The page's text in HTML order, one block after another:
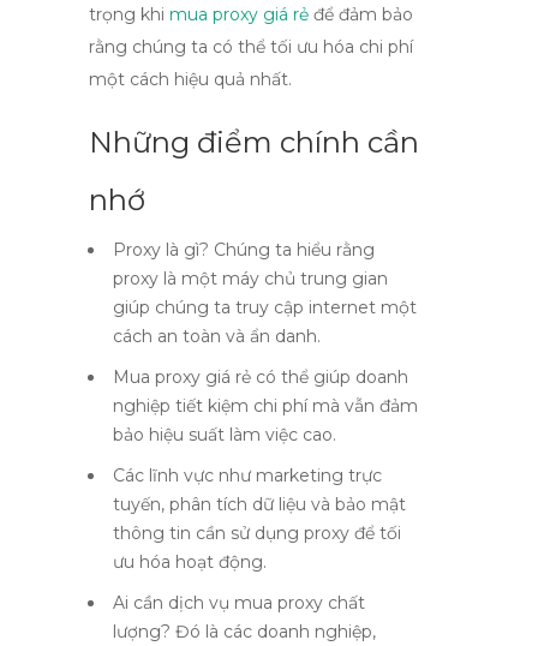
trọng khi mua proxy giá rẻ để đảm bảo
rằng chúng ta có thể tối ưu hóa chi phí
một cách hiệu quả nhất.
Những điểm chính cần
nhớ
Proxy là gì? Chúng ta hiểu rằng
proxy là một máy chủ trung gian
giúp chúng ta truy cập internet một
cách an toàn và ẩn danh.
Mua proxy giá rẻ có thể giúp doanh
nghiệp tiết kiệm chi phí mà vẫn đảm
bảo hiệu suất làm việc cao.
Các lĩnh vực như marketing trực
tuyến, phân tích dữ liệu và bảo mật
thông tin cần sử dụng proxy để tối
ưu hóa hoạt động.
Ai cần dịch vụ mua proxy chất
lượng? Đó là các doanh nghiệp,